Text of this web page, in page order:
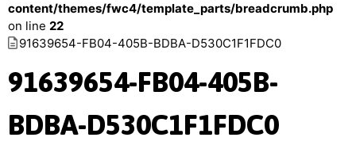
content/themes/fwc4/template_parts/breadcrumb.php
on line 22
91639654-FB04-405B-BDBA-D530C1F1FDC0
91639654-FB04-405B-
BDBA-D530C1F1FDC0